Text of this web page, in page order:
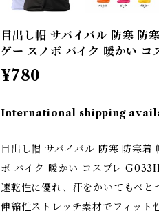
目出し帽 サバイバル 防寒 防
ゲー スノボ バイク 暖かい
¥780
International shipping
目出し帽 サバイバル 防寒 防寒着
ボ バイク 暖かい コスプレ
速乾性に優れ、汗をかいてもべと
伸縮性ストレッチ素材でフィット